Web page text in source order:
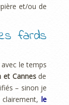
et/ou de
fards
le temps
et Cannesde
– sinon je
clairement, le